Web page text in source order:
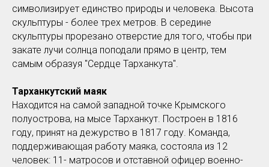
символизирует единство природы и человека. Высота
скульптуры - более трех метров. В середине
скульптуры прорезано отверстие для того, чтобы при
закате лучи солнца поподали прямо в центр, тем
самым образуя "Сердце Тарханкута".
Тарханкутский маяк
Находится на самой западной точке Крымского
полуострова, на мысе Тарханкут. Построен в 1816
году, принят на дежурство в 1817 году. Команда,
поддерживающая работу маяка, состояла из 12
человек: 11- матросов и отставной офицер военно-